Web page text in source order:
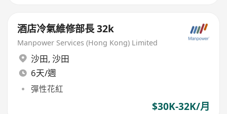
酒店冷氣維修部長 32k
Manpower Services (Hong Kong) Limited
沙田, 沙田
6天/週
彈性花紅
$30K-32K/月